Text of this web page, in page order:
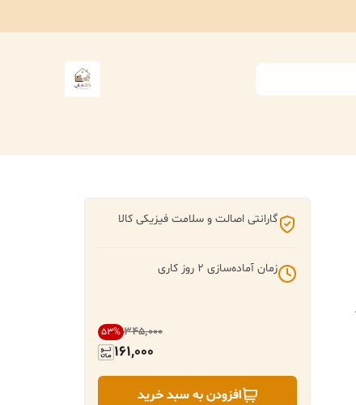
گارانتی اصالت و سلامت فیزیکی کالا
زمان آماده‌سازی 2 روز کاری
۳۴۵٬۰۰۰ 53%
161,000
افزودن به سبد خرید